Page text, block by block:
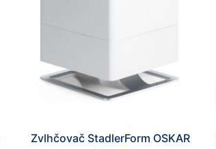
Zvlhčovač StadlerForm OSKAR